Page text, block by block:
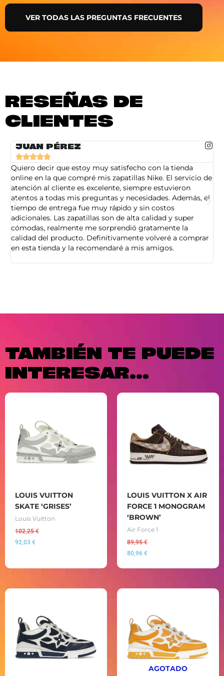
VER TODAS LAS PREGUNTAS FRECUENTES
RESEÑAS DE
CLIENTES
JUAN PÉREZ

Quiero decir que estoy muy satisfecho con la tienda
online en la que compré mis zapatillas Nike. El servicio de
atención al cliente es excelente, siempre estuvieron
atentos a todas mis preguntas y necesidades. Además, el
tiempo de entrega fue muy rápido y sin costos
adicionales. Las zapatillas son de alta calidad y super
cómodas, realmente me sorprendió gratamente la
calidad del producto. Definitivamente volveré a comprar
en esta tienda y la recomendaré a mis amigos.
TAMBIÉN TE PUEDE
INTERESAR...
LOUIS VUITTON
SKATE ‘GRISES’
Louis Vuitton
102,25€
92,03 €
LOUIS VUITTON X AIR
FORCE 1 MONOGRAM
‘BROWN’
Air Force 1
89,95€
80,96 €
AGOTADO